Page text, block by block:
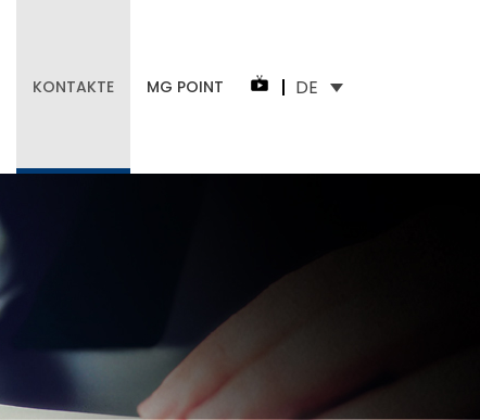
KONTAKTE MG POINT DE